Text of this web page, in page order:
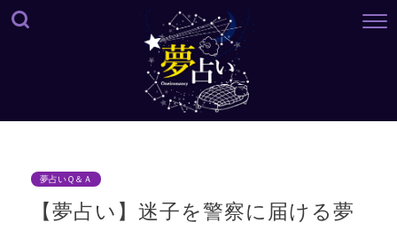
夢占いＱ＆Ａ
【夢占い】迷子を警察に届ける夢